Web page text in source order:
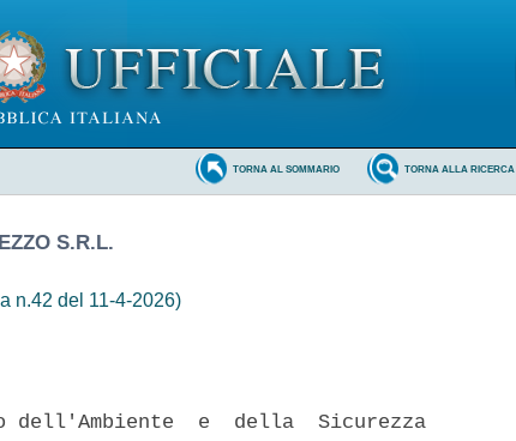
TORNA ALLA RICERCA
TORNA AL SOMMARIO
S.R.L.
n.42 del 11-4-2026)
dell'Ambiente  e  della  Sicurezza